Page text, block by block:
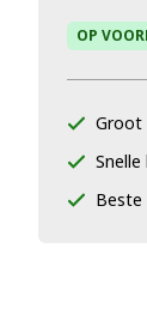
OP
Groot
Snelle